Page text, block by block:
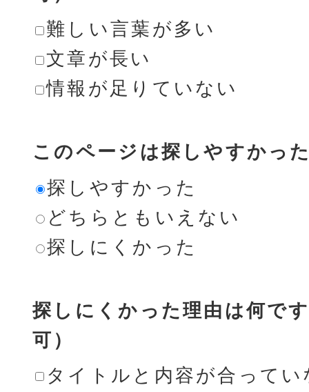
難しい言葉が多い
文章が長い
情報が足りていない
このページは探しやすかっ
探しやすかった
どちらともいえない
探しにくかった
探しにくかった理由は何で
可）
タイトルと内容が合ってい